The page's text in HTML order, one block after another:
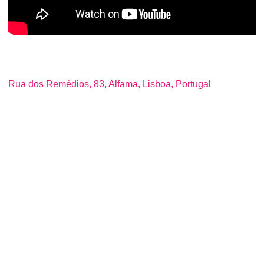
Rua dos Remédios, 83, Alfama, Lisboa, Portugal